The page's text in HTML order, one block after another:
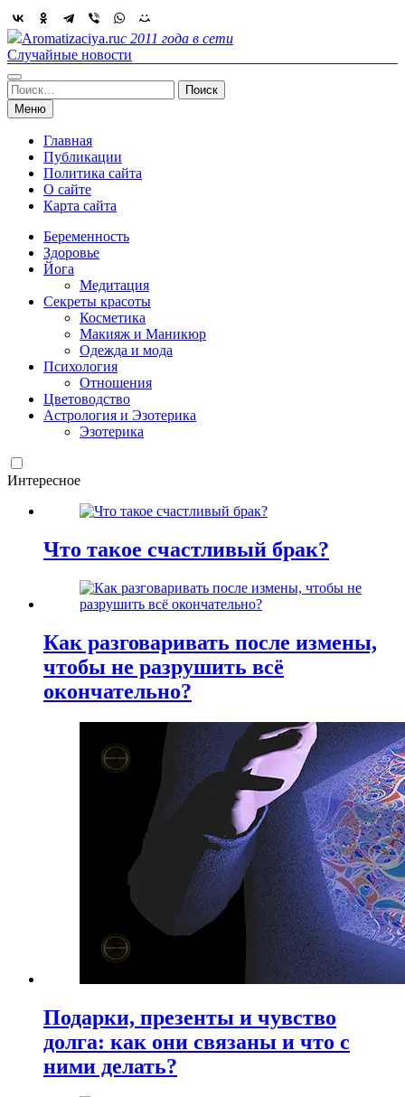
Skip
to
content
Aromatizaciya.ruс 2011 года в сети
Случайные новости
Найти:
Меню
Главная
Публикации
Политика сайта
О сайте
Карта сайта
Беременность
Здоровье
Йога
Медитация
Секреты красоты
Косметика
Макияж и Маникюр
Одежда и мода
Психология
Отношения
Цветоводство
Астрология и Эзотерика
Эзотерика
Интересное
Что такое счастливый брак?
Как разговаривать после измены,
чтобы не разрушить всё
окончательно?
Подарки, презенты и чувство
долга: как они связаны и что с
ними делать?